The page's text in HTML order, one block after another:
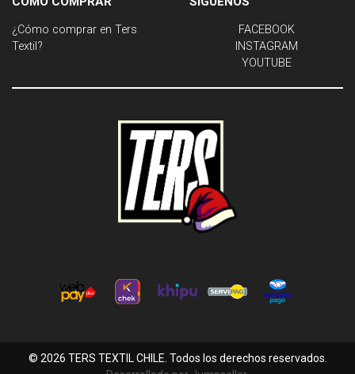
¿Cómo comprar en Ters
Textil?
FACEBOOK
INSTAGRAM
YOUTUBE
© 2026 TERS TEXTIL CHILE. Todos los derechos reservados.